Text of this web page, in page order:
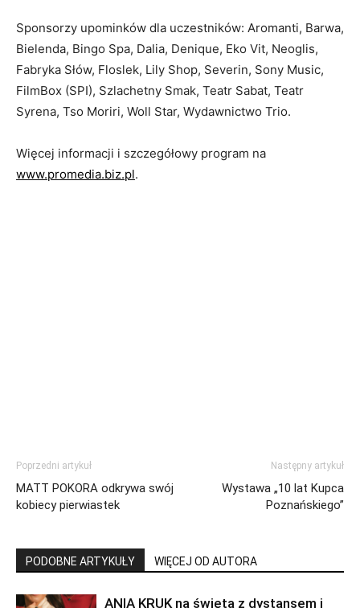
Sponsorzy upominków dla uczestników: Aromanti, Barwa,
Bielenda, Bingo Spa, Dalia, Denique, Eko Vit, Neoglis,
Fabryka Słów, Floslek, Lily Shop, Severin, Sony Music,
FilmBox (SPI), Szlachetny Smak, Teatr Sabat, Teatr
Syrena, Tso Moriri, Woll Star, Wydawnictwo Trio.
Więcej informacji i szczegółowy program na
www.promedia.biz.pl.
Poprzedni artykuł
MATT POKORA odkrywa swój
kobiecy pierwiastek
Następny artykuł
Wystawa „10 lat Kupca
Poznańskiego”
PODOBNE ARTYKUŁY WIĘCEJ OD AUTORA
ANIA KRUK na święta z dystansem i